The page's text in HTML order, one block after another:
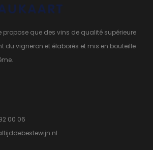
propose que des vins de qualité supérieure
du vigneron et élaborés et mis en bouteille
00 06